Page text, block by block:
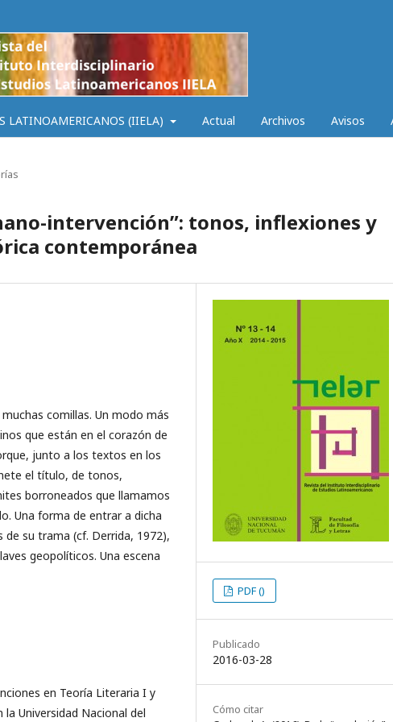
LATINOAMERICANOS (IIELA) Actual Archivos Avisos
intervención”: tonos, inflexiones y
contemporánea
comillas. Un modo más
que están en el corazón de
junto a los textos en los
el título, de tonos,
borroneados que llamamos
Una forma de entrar a dicha
de su trama (cf. Derrida, 1972),
geopolíticos. Una escena
en Teoría Literaria I y
Universidad Nacional del
PDF ()
Publicado
2016-03-28
Cómo citar